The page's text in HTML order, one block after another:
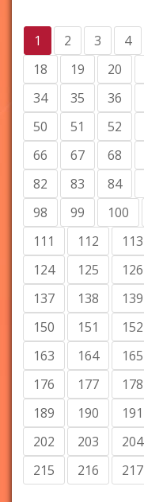
1 2 3 4
18
19 20
34
35 36
50
51 52
66
67 68
82
83 84
98
99 100
111
112 113
124
125 126
137
138 139
150
151 152
163
164 165
176
177 178
189
190 191
202
203 204
215
216 217